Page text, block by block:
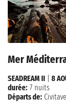
Mer
SEADREAM II
8
durée: 7 nuits
Départs de: